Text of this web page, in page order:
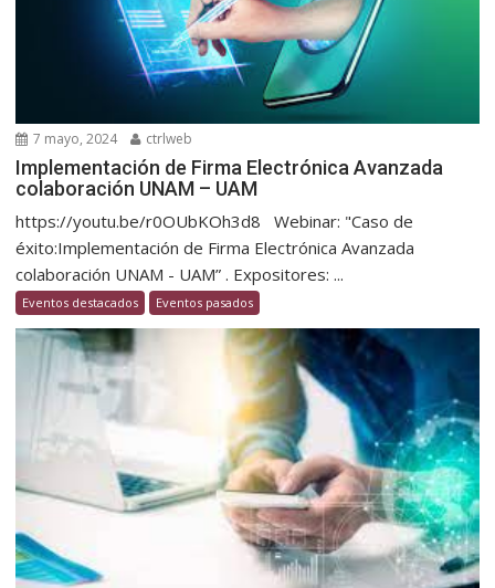
7 mayo, 2024 ctrlweb
Implementación de Firma Electrónica Avanzada
colaboración UNAM – UAM
https://youtu.be/r0OUbKOh3d8 Webinar: "Caso de
éxito:Implementación de Firma Electrónica Avanzada
colaboración UNAM - UAM” . Expositores: ...
Eventos destacados Eventos pasados